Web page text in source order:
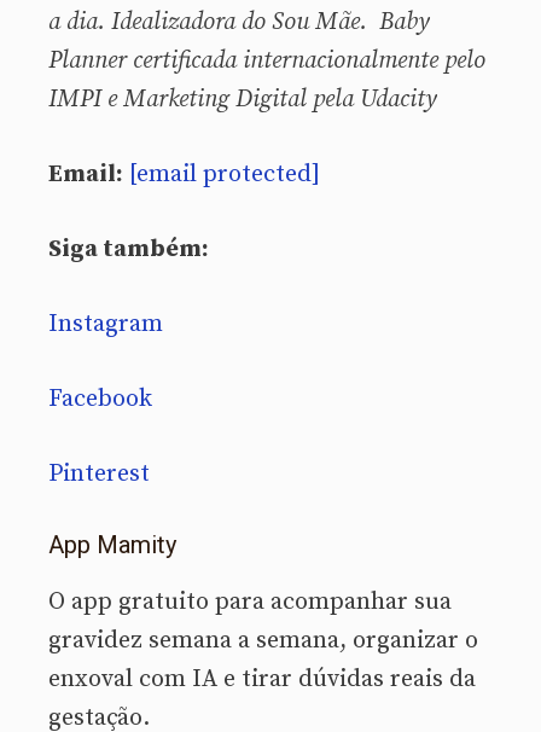
a dia. Idealizadora do Sou Mãe. Baby
Planner certificada internacionalmente pelo
IMPI e Marketing Digital pela Udacity
Email: [email protected]
Siga também:
Instagram
Facebook
Pinterest
App Mamity
O app gratuito para acompanhar sua
gravidez semana a semana, organizar o
enxoval com IA e tirar dúvidas reais da
gestação.